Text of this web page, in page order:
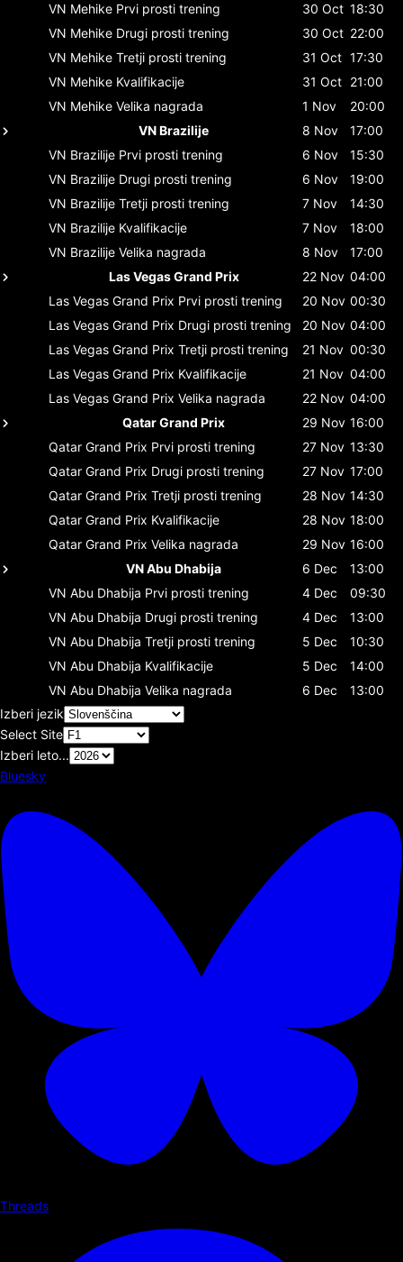
VN Mehike Prvi prosti trening 30 Oct 18:30
VN Mehike Drugi prosti trening 30 Oct 22:00
VN Mehike Tretji prosti trening 31 Oct 17:30
VN Mehike Kvalifikacije 31 Oct 21:00
VN Mehike Velika nagrada 1 Nov
20:00
VN Brazilije
8 Nov
17:00
VN Brazilije Prvi prosti trening 6 Nov
15:30
VN Brazilije Drugi prosti trening 6 Nov
19:00
VN Brazilije Tretji prosti trening 7 Nov
14:30
VN Brazilije Kvalifikacije 7 Nov
18:00
VN Brazilije Velika nagrada 8 Nov
17:00
Las Vegas Grand Prix
22 Nov 04:00
Las Vegas Grand Prix Prvi prosti trening 20 Nov 00:30
Las Vegas Grand Prix Drugi prosti trening 20 Nov 04:00
Las Vegas Grand Prix Tretji prosti trening 21 Nov 00:30
Las Vegas Grand Prix Kvalifikacije 21 Nov 04:00
Las Vegas Grand Prix Velika nagrada 22 Nov 04:00
Qatar Grand Prix
29 Nov 16:00
Qatar Grand Prix Prvi prosti trening 27 Nov 13:30
Qatar Grand Prix Drugi prosti trening 27 Nov 17:00
Qatar Grand Prix Tretji prosti trening 28 Nov 14:30
Qatar Grand Prix Kvalifikacije 28 Nov 18:00
Qatar Grand Prix Velika nagrada 29 Nov 16:00
VN Abu Dhabija
6 Dec
13:00
VN Abu Dhabija Prvi prosti trening 4 Dec
09:30
VN Abu Dhabija Drugi prosti trening 4 Dec
13:00
VN Abu Dhabija Tretji prosti trening 5 Dec
10:30
VN Abu Dhabija Kvalifikacije 5 Dec
14:00
VN Abu Dhabija Velika nagrada 6 Dec
13:00
Izberi jezik
Select Site
Izberi leto...
Bluesky
Threads